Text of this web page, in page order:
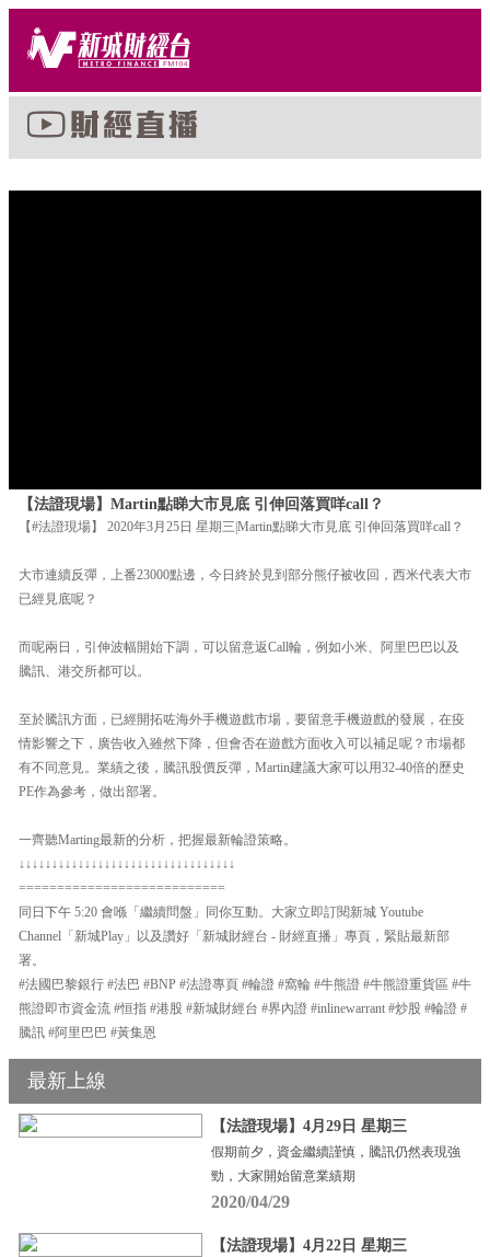
【法證現場】Martin點睇大市見底 引伸回落買咩call？
【#法證現場】 2020年3月25日 星期三|Martin點睇大市見底 引伸回落買咩call？
大市連續反彈，上番23000點邊，今日終於見到部分熊仔被收回，西米代表大市
已經見底呢？
而呢兩日，引伸波幅開始下調，可以留意返Call輪，例如小米、阿里巴巴以及
騰訊、港交所都可以。
至於騰訊方面，已經開拓咗海外手機遊戲市場，要留意手機遊戲的發展，在疫
情影響之下，廣告收入雖然下降，但會否在遊戲方面收入可以補足呢？市場都
有不同意見。業績之後，騰訊股價反彈，Martin建議大家可以用32-40倍的歷史
PE作為參考，做出部署。
一齊聽Marting最新的分析，把握最新輪證策略。
↓↓↓↓↓↓↓↓↓↓↓↓↓↓↓↓↓↓↓↓↓↓↓↓↓↓↓↓↓↓↓↓↓
===========================
同日下午 5:20 會喺「繼續問盤」同你互動。大家立即訂閱新城 Youtube
Channel「新城Play」以及讚好「新城財經台 - 財經直播」專頁，緊貼最新部
署。
#法國巴黎銀行 #法巴 #BNP #法證專頁 #輪證 #窩輪 #牛熊證 #牛熊證重貨區 #牛
熊證即市資金流 #恒指 #港股 #新城財經台 #界內證 #inlinewarrant #炒股 #輪證 #
騰訊 #阿里巴巴 #黃集恩
最新上線
【法證現場】4月29日 星期三
假期前夕，資金繼續謹慎，騰訊仍然表現強
勁，大家開始留意業績期
2020/04/29
【法證現場】4月22日 星期三